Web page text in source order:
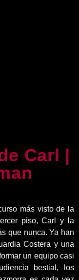
Carl |
más visto de la
piso, Carl y la
que nunca. Ya han
Costera y una
un equipo casi
bestial, los